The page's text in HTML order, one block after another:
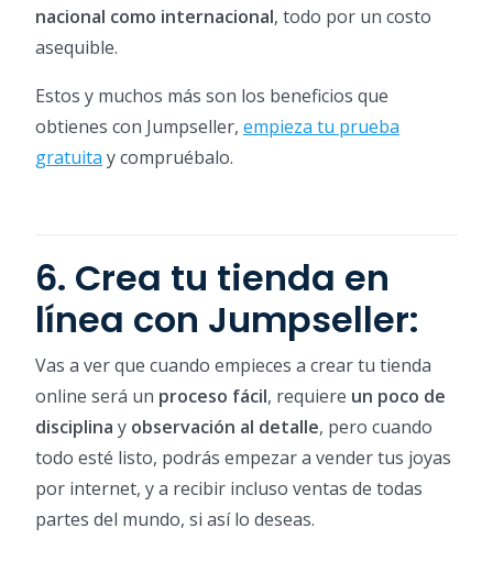
nacional como internacional, todo por un costo
asequible.
Estos y muchos más son los beneficios que
obtienes con Jumpseller, empieza tu prueba
gratuita y compruébalo.
6. Crea tu tienda en
línea con Jumpseller:
Vas a ver que cuando empieces a crear tu tienda
online será un proceso fácil, requiere un poco de
disciplina y observación al detalle, pero cuando
todo esté listo, podrás empezar a vender tus joyas
por internet, y a recibir incluso ventas de todas
partes del mundo, si así lo deseas.